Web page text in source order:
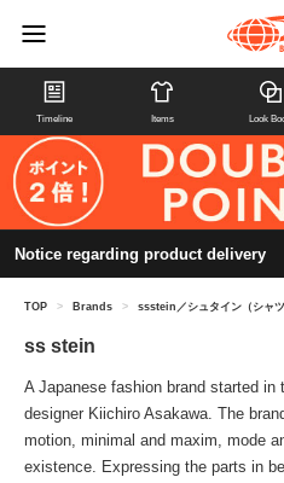
Timeline Items Look
Notice regarding product delivery
TOP > Brands > ssstein／シュタイン（シャツ
ss stein
A Japanese fashion brand started
designer Kiichiro Asakawa. The
motion, minimal and maxim, mode
existence. Expressing the parts in